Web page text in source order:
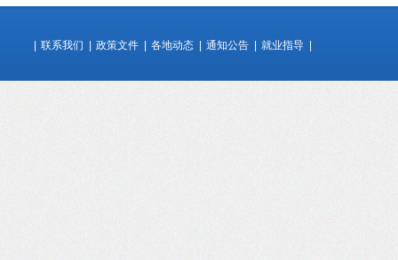
联系我们 政策文件 各地动态 通知公告 就业指导